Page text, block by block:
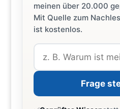
meinen über 20.000
Mit Quelle zum
ist kostenlos.
Frage